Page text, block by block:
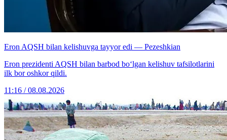
Eron AQSH bilan kelishuvga tayyor edi — Pezeshkian
Eron prezidenti AQSH bilan barbod bo‘lgan kelishuv tafsilotlarini
ilk bor oshkor qildi.
11:16 / 08.08.2026